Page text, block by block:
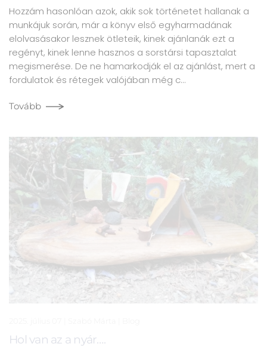
Hozzám hasonlóan azok, akik sok történetet hallanak a
munkájuk során, már a könyv első egyharmadának
elolvasásakor lesznek ötleteik, kinek ajánlanák ezt a
regényt, kinek lenne hasznos a sorstársi tapasztalat
megismerése. De ne hamarkodják el az ajánlást, mert a
fordulatok és rétegek valójában még c…
Tovább
Hol van az a nyár….